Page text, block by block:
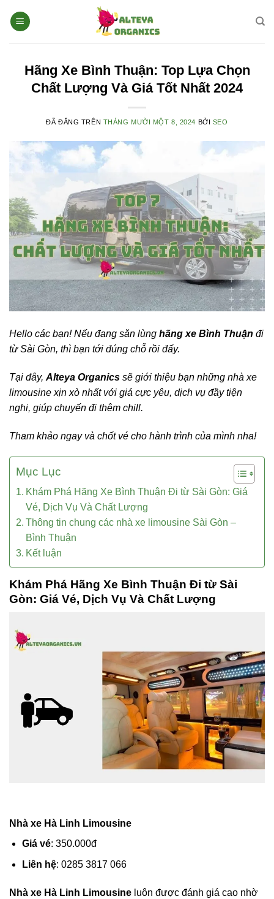
đến
Hãng Xe Bình Thuận: Top Lựa Chọn
Chất Lượng Và Giá Tốt Nhất 2024
ĐÃ ĐĂNG TRÊN THÁNG MƯỜI MỘT 8, 2024 BỞI SEO
Hello các bạn! Nếu đang săn lùng hãng xe Bình Thuận đi
từ Sài Gòn, thì bạn tới đúng chỗ rồi đấy.
Tại đây, Alteya Organics sẽ giới thiệu bạn những nhà xe
limousine xịn xò nhất với giá cực yêu, dịch vụ đầy tiện
nghi, giúp chuyến đi thêm chill.
Tham khảo ngay và chốt vé cho hành trình của mình nha!
Mục Lục
Khám Phá Hãng Xe Bình Thuận Đi từ Sài Gòn: Giá
Vé, Dịch Vụ Và Chất Lượng
Thông tin chung các nhà xe limousine Sài Gòn –
Bình Thuận
Kết luận
Khám Phá Hãng Xe Bình Thuận Đi từ Sài
Gòn: Giá Vé, Dịch Vụ Và Chất Lượng
Nhà xe Hà Linh Limousine
Giá vé: 350.000đ
Liên hệ: 0285 3817 066
Nhà xe Hà Linh Limousine luôn được đánh giá cao nhờ